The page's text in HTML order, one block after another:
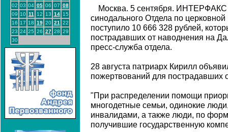
02 03 04 05 06 07 08
09 10 11 12 13 14 15
16 17 18 19 20 21
22
23 24 25 26 27 28 29
30
Москва. 5 сентября. ИНТЕРФАКС
синодального Отдела по церковной
поступило 10 666 328 рублей,
пострадавших от наводнения на
пресс-служба отдела.
28 августа патриарх Кирилл
пожертвований для пострадавших
"При распределении помощи
многодетные семьи, одинокие
инвалидами, а также люди, по
получившие государственную